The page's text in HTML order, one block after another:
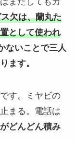
欠は、蘭丸た
として使われ
ないことで三人
ます。
す。ミヤビの
まる。電話は
どんどん積み